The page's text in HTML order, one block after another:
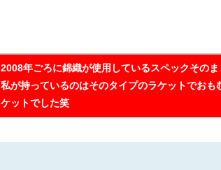
2008年ごろに錦織が使用しているスペックその
私が持っているのはそのタイプのラケットでお
ケットでした笑